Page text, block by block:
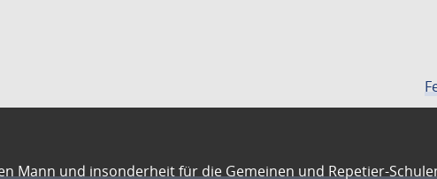
Mann und insonderheit für die Gemeinen und Repetier-